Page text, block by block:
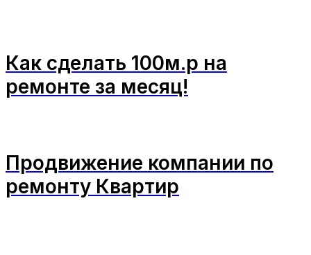
Как сделать 100м.р на
ремонте за месяц!
Продвижение компании по
ремонту Квартир